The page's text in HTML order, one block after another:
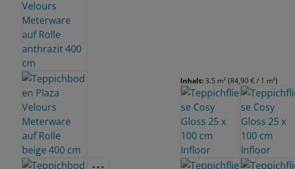
Inhalt:3.5 m²(84,90 € / 1 m²)